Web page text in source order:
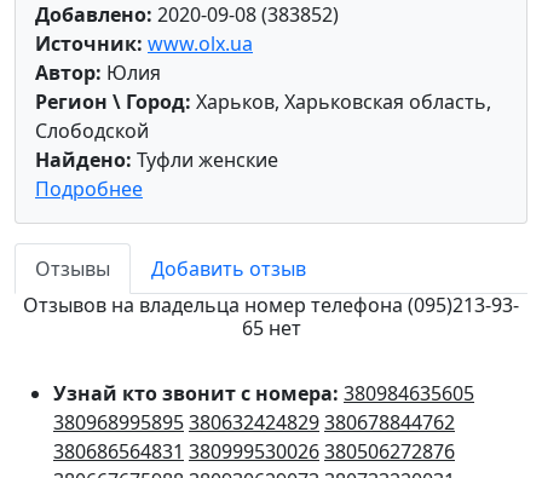
Добавлено: 2020-09-08 (383852)
Источник: www.olx.ua
Автор: Юлия
Регион \ Город: Харьков, Харьковская область,
Слободской
Найдено: Туфли женские
Подробнее
Отзывы
Добавить отзыв
Отзывов на владельца номер телефона (095)213-93-
65 нет
Узнай кто звонит с номера: 380984635605
380968995895380632424829380678844762
380686564831 380999530026380506272876